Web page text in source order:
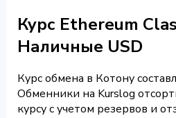
Курс Ethereum
Наличные USD
Курс обмена в Котону
Обменники на Kurslog
курсу с учетом резервов и